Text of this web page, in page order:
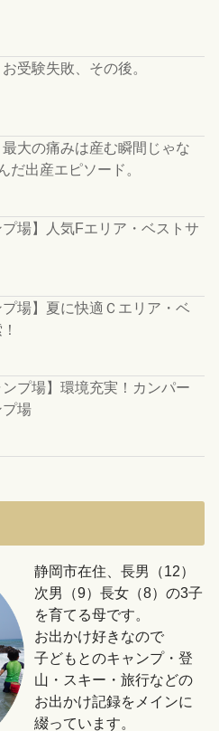
受験失敗、その後。
最大の痛みは産む瞬間じゃな
だ出産エピソード。
プ場】人気Fエリア・ベストサ
プ場】夏に快適Ｃエリア・ベ
ンプ場】環境充実！カンパー
場
静岡市在住、長男（12）
次男（9）長女（8）の3子
を育てる母です。
お出かけ好きなので
子どもとのキャンプ・登
山・スキー・旅行などの
お出かけ記録をメインに
綴っています。